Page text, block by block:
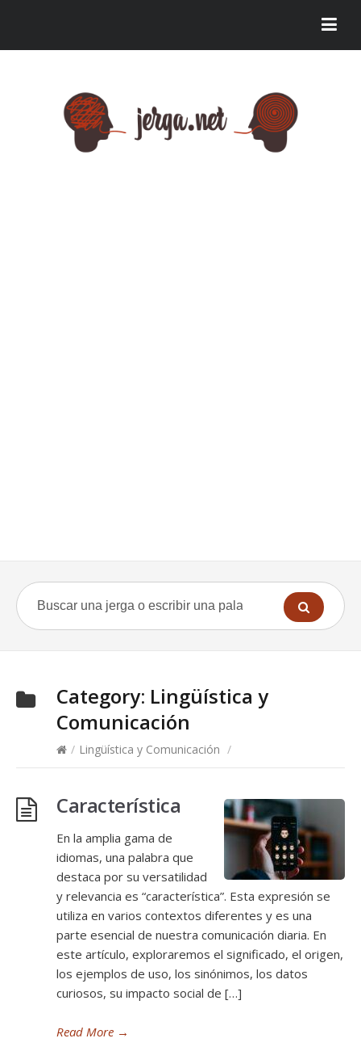
Category: Lingüística y
Comunicación
/ Lingüística y Comunicación /
Característica
En la amplia gama de
idiomas, una palabra que
destaca por su versatilidad
y relevancia es “característica”. Esta expresión se
utiliza en varios contextos diferentes y es una
parte esencial de nuestra comunicación diaria. En
este artículo, exploraremos el significado, el origen,
los ejemplos de uso, los sinónimos, los datos
curiosos, su impacto social de […]
Read More →